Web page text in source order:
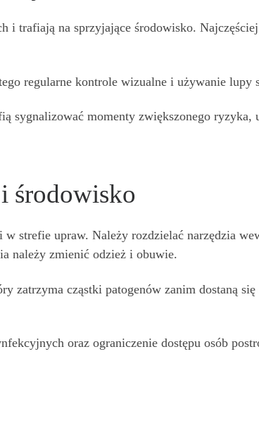
i trafiają na sprzyjające środowisko.
regularne kontrole wizualne i używanie lupy
sygnalizować momenty zwiększonego ryzyka,
środowisko
strefie upraw. Należy rozdzielać narzędzia
należy zmienić odzież i obuwie.
zatrzyma cząstki patogenów zanim dostaną
oraz ograniczenie dostępu osób